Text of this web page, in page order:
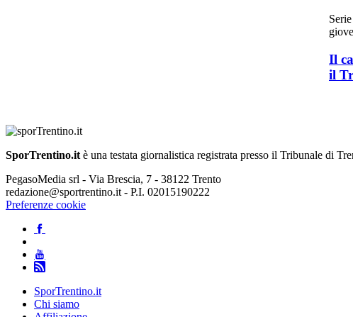
Il
il
SporTrentino.it è una testata giornalistica registrata presso il Tribunale di
PegasoMedia srl - Via Brescia, 7 - 38122 Trento
redazione@sportrentino.it - P.I. 02015190222
Preferenze cookie
SporTrentino.it
Chi siamo